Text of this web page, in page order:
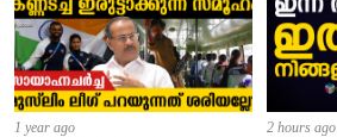
1 year ago 2 hours ago